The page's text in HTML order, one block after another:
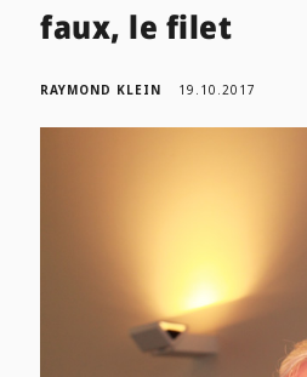
faux, le filet
RAYMOND KLEIN 19.10.2017